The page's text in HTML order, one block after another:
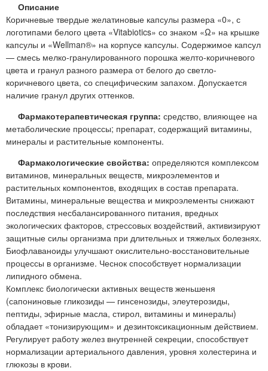
Описание
Коричневые твердые желатиновые капсулы размера «0», с
логотипами белого цвета «Vitabiotics» со знаком «Ω» на крышке
капсулы и «Wellman®» на корпусе капсулы. Содержимое капсул
— смесь мелко-гранулированного порошка желто-коричневого
цвета и гранул разного размера от белого до светло-
коричневого цвета, со специфическим запахом. Допускается
наличие гранул других оттенков.
Фармакотерапевтическая группа: средство, влияющее на
метаболические процессы; препарат, содержащий витамины,
минералы и растительные компоненты.
Фармакологические свойства: определяются комплексом
витаминов, минеральных веществ, микроэлементов и
растительных компонентов, входящих в состав препарата.
Витамины, минеральные вещества и микроэлементы снижают
последствия несбалансированного питания, вредных
экологических факторов, стрессовых воздействий, активизируют
защитные силы организма при длительных и тяжелых болезнях.
Биофлаваноиды улучшают окислительно-восстановительные
процессы в организме. Чеснок способствует нормализации
липидного обмена.
Комплекс биологически активных веществ женьшеня
(сапониновые гликозиды — гинсенозиды, элеутерозиды,
пептиды, эфирные масла, стирол, витамины и минералы)
обладает «тонизирующим» и дезинтоксикационным действием.
Регулирует работу желез внутренней секреции, способствует
нормализации артериального давления, уровня холестерина и
глюкозы в крови.